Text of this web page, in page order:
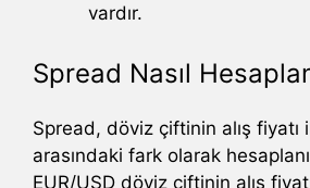
vardır.
Spread Nasıl
Spread, döviz çiftinin alış fiyatı
arasındaki fark olarak
EUR/USD döviz çiftinin alış